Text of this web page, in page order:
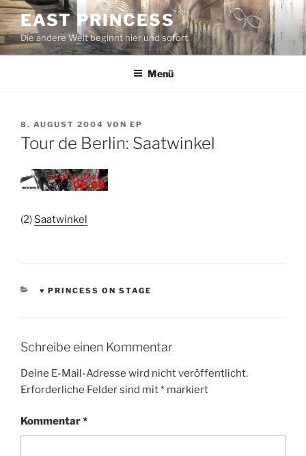
Zum
Inhalt
springen
EAST PRINCESS
Die andere Welt beginnt hier und sofort
Menü
VERÖFFENTLICHT
AM
8. AUGUST 2004 VON EP
Tour de Berlin: Saatwinkel
(2) Saatwinkel
KATEGORIEN
♥ PRINCESS ON STAGE
Schreibe einen Kommentar
Deine E-Mail-Adresse wird nicht veröffentlicht.
Erforderliche Felder sind mit* markiert
Kommentar*